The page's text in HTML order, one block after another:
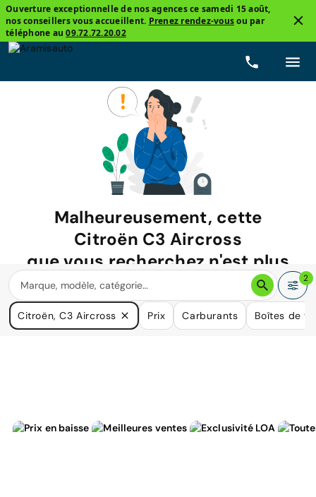
Ouverture exceptionnelle de nos agences ce samedi 15 août,
nos conseillers vous accueillent. Prenez rendez-vousou par
téléphone au09.72.72.20.02
Malheureusement, cette
Citroën C3 Aircross
que vous recherchez n'est plus
disponible.
Nous avons de nombreuses voitures qui pourraient répondre
à vos besoins.
2
Citroën, C3 Aircross Prix Carburants Boîtes de